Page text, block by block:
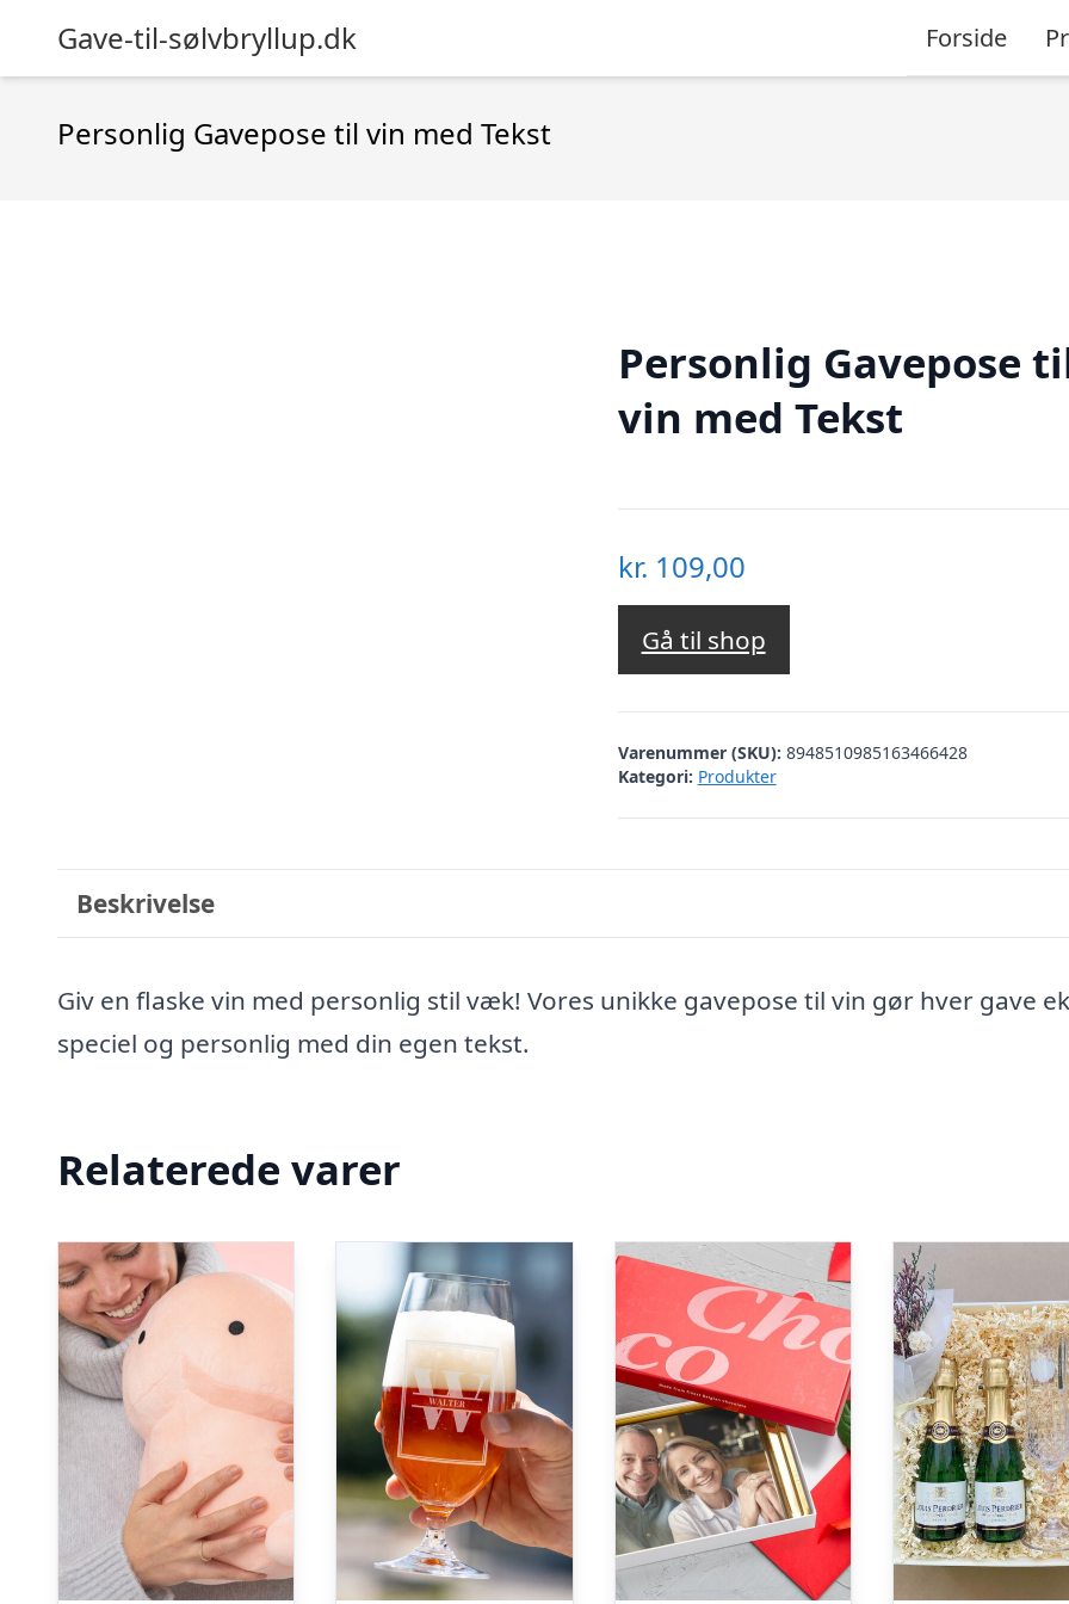
Gave-til-sølvbryllup.dk Forside
Personlig Gavepose til vin med Tekst
Personlig Gavepose
vin med Tekst
kr. 109,00
Gå til shop
Varenummer (SKU): 8948510985163466428
Kategori: Produkter
Beskrivelse
Giv en flaske vin med personlig stil væk! Vores unikke gavepose til vin gør hver gave
speciel og personlig med din egen tekst.
Relaterede varer